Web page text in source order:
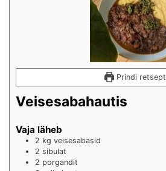
Prindi retsept
Veisesabahautis
Vaja läheb
2 kg veisesabasid
2 sibulat
2 porgandit